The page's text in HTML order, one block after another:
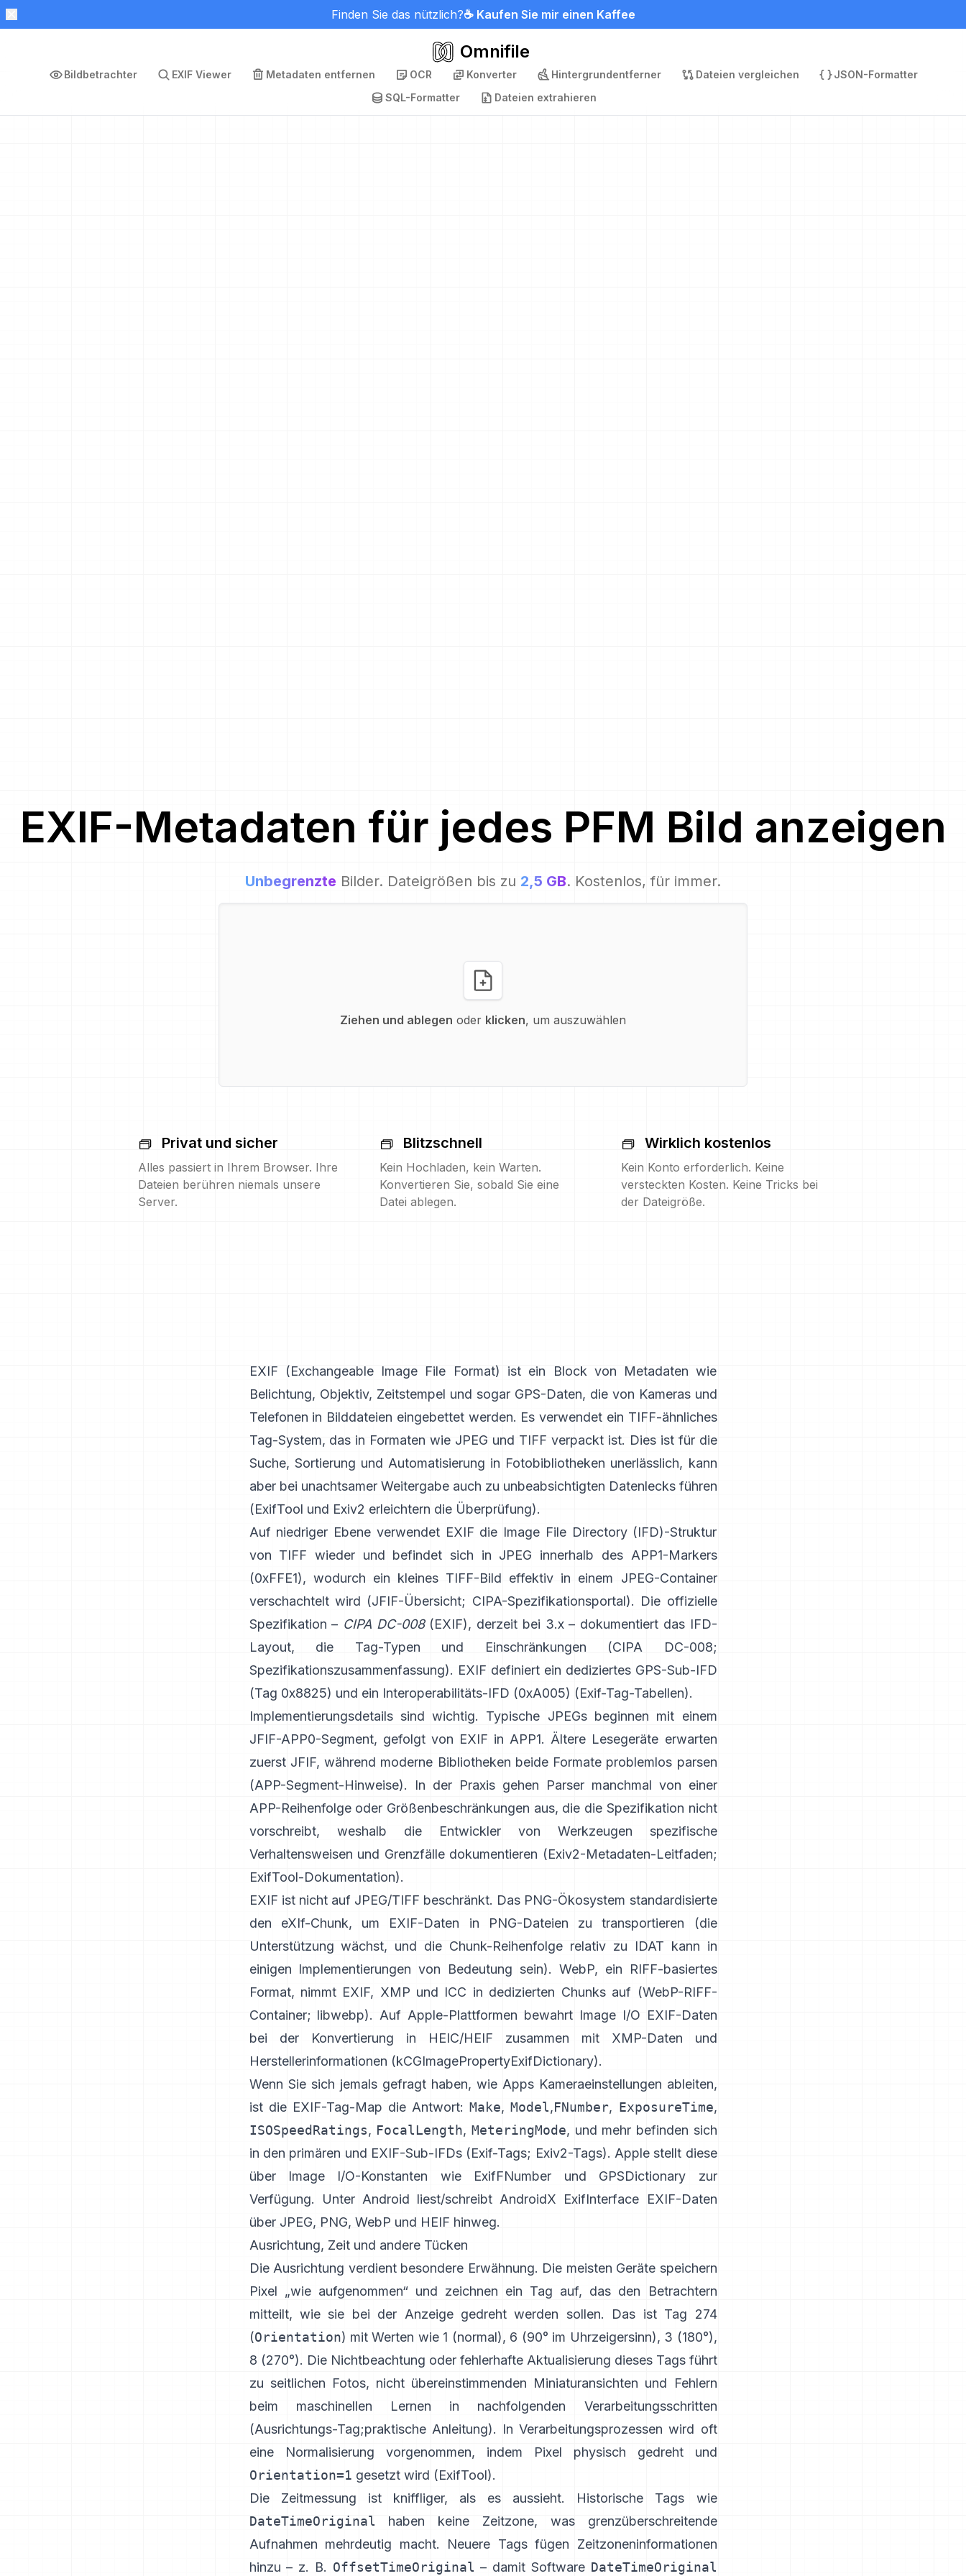
Finden Sie das nützlich?☕ Kaufen Sie mir einen Kaffee
Omnifile
Bildbetrachter EXIF Viewer Metadaten entfernen OCR Konverter Hintergrundentferner Dateien vergleichen
JSON-Formatter
SQL-Formatter
Dateien extrahieren
EXIF-Metadaten für jedes PFM Bild anzeigen
Unbegrenzte Bilder. Dateigrößen bis zu 2,5 GB. Kostenlos, für immer.
Ziehen und ablegen oder klicken, um auszuwählen
Privat und sicher
Alles passiert in Ihrem Browser. Ihre
Dateien berühren niemals unsere
Server.
Blitzschnell
Kein Hochladen, kein Warten.
Konvertieren Sie, sobald Sie eine
Datei ablegen.
Wirklich kostenlos
Kein Konto erforderlich. Keine
versteckten Kosten. Keine Tricks bei
der Dateigröße.
EXIF (Exchangeable Image File Format) ist ein Block von Metadaten wie
Belichtung, Objektiv, Zeitstempel und sogar GPS-Daten, die von Kameras und
Telefonen in Bilddateien eingebettet werden. Es verwendet ein TIFF-ähnliches
Tag-System, das in Formaten wie JPEG und TIFF verpackt ist. Dies ist für die
Suche, Sortierung und Automatisierung in Fotobibliotheken unerlässlich, kann
aber bei unachtsamer Weitergabe auch zu unbeabsichtigten Datenlecks führen
(ExifTool und Exiv2 erleichtern die Überprüfung).
Auf niedriger Ebene verwendet EXIF die Image File Directory (IFD)-Struktur
von TIFF wieder und befindet sich in JPEG innerhalb des APP1-Markers
(0xFFE1), wodurch ein kleines TIFF-Bild effektiv in einem JPEG-Container
verschachtelt wird (JFIF-Übersicht; CIPA-Spezifikationsportal). Die offizielle
Spezifikation – CIPA DC-008(EXIF), derzeit bei 3.x – dokumentiert das IFD-
Layout, die Tag-Typen und Einschränkungen (CIPA DC-008;
Spezifikationszusammenfassung). EXIF definiert ein dediziertes GPS-Sub-IFD
(Tag 0x8825) und ein Interoperabilitäts-IFD (0xA005) (Exif-Tag-Tabellen).
Implementierungsdetails sind wichtig. Typische JPEGs beginnen mit einem
JFIF-APP0-Segment, gefolgt von EXIF in APP1. Ältere Lesegeräte erwarten
zuerst JFIF, während moderne Bibliotheken beide Formate problemlos parsen
(APP-Segment-Hinweise). In der Praxis gehen Parser manchmal von einer
APP-Reihenfolge oder Größenbeschränkungen aus, die die Spezifikation nicht
vorschreibt, weshalb die Entwickler von Werkzeugen spezifische
Verhaltensweisen und Grenzfälle dokumentieren (Exiv2-Metadaten-Leitfaden;
ExifTool-Dokumentation).
EXIF ist nicht auf JPEG/TIFF beschränkt. Das PNG-Ökosystem standardisierte
den eXIf-Chunk, um EXIF-Daten in PNG-Dateien zu transportieren (die
Unterstützung wächst, und die Chunk-Reihenfolge relativ zu IDAT kann in
einigen Implementierungen von Bedeutung sein). WebP, ein RIFF-basiertes
Format, nimmt EXIF, XMP und ICC in dedizierten Chunks auf (WebP-RIFF-
Container; libwebp). Auf Apple-Plattformen bewahrt Image I/O EXIF-Daten
bei der Konvertierung in HEIC/HEIF zusammen mit XMP-Daten und
Herstellerinformationen (kCGImagePropertyExifDictionary).
Wenn Sie sich jemals gefragt haben, wie Apps Kameraeinstellungen ableiten,
ist die EXIF-Tag-Map die Antwort:Make,Model,FNumber, ExposureTime,
ISOSpeedRatings, FocalLength, MeteringMode, und mehr befinden sich
in den primären und EXIF-Sub-IFDs (Exif-Tags; Exiv2-Tags). Apple stellt diese
über Image I/O-Konstanten wie
ExifFNumber und GPSDictionary zur
Verfügung. Unter Android liest/schreibt AndroidX ExifInterface
EXIF-Daten
über JPEG, PNG, WebP und HEIF hinweg.
Ausrichtung, Zeit und andere Tücken
Die Ausrichtung verdient besondere Erwähnung. Die meisten Geräte speichern
Pixel „wie aufgenommen“ und zeichnen ein Tag auf, das den Betrachtern
mitteilt, wie sie bei der Anzeige gedreht werden sollen. Das ist Tag 274
(Orientation) mit Werten wie 1 (normal), 6 (90° im Uhrzeigersinn), 3 (180°),
8 (270°). Die Nichtbeachtung oder fehlerhafte Aktualisierung dieses Tags führt
zu seitlichen Fotos, nicht übereinstimmenden Miniaturansichten und Fehlern
beim maschinellen Lernen in nachfolgenden Verarbeitungsschritten
(Ausrichtungs-Tag;praktische Anleitung). In Verarbeitungsprozessen wird oft
eine Normalisierung vorgenommen, indem Pixel physisch gedreht und
Orientation=1 gesetzt wird (ExifTool).
Die Zeitmessung ist kniffliger, als es aussieht. Historische Tags wie
DateTimeOriginal haben keine Zeitzone, was grenzüberschreitende
Aufnahmen mehrdeutig macht. Neuere Tags fügen Zeitzoneninformationen
hinzu – z. B. OffsetTimeOriginal – damit Software DateTimeOriginal